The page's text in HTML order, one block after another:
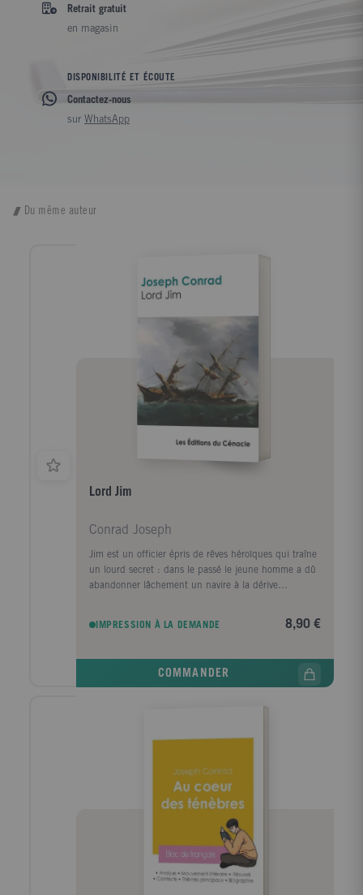
Retrait gratuit
en magasin
DISPONIBILITÉ ET ÉCOUTE
Contactez-nous
sur WhatsApp
Du même auteur
Lord Jim
Conrad Joseph
Jim est un officier épris de rêves héroïques qui traîne
un lourd secret : dans le passé le jeune homme a dû
abandonner lâchement un navire à la dérive
tumulte des flots... Son exil en Asie lui permettra-t-il
de restaurer sa dignité ? Ou bien restera-t-il pour
IMPRESSION À LA DEMANDE 8,90 €
COMMANDER